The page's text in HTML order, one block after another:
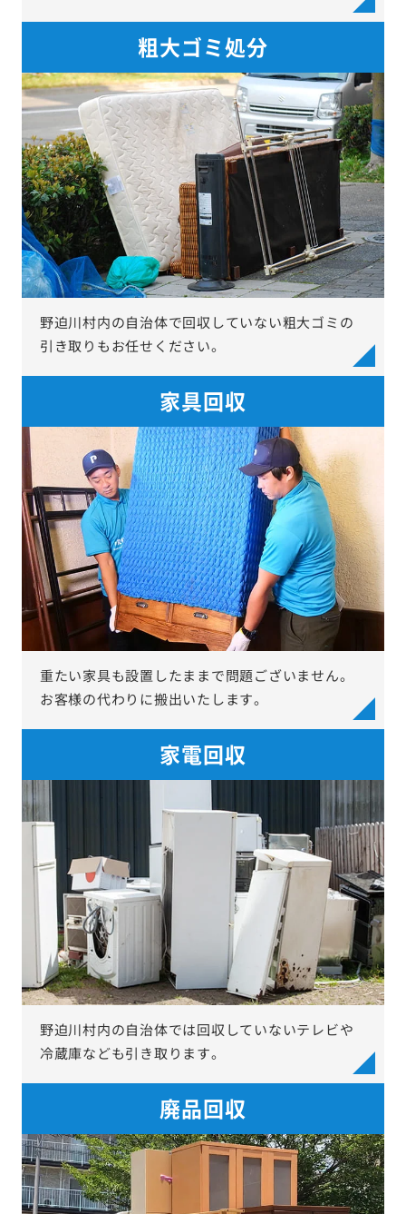
粗大ゴミ処分
野迫川村内の自治体で回収していない粗大ゴミの
引き取りもお任せください。
家具回収
重たい家具も設置したままで問題ございません。
お客様の代わりに搬出いたします。
家電回収
野迫川村内の自治体では回収していないテレビや
冷蔵庫なども引き取ります。
廃品回収